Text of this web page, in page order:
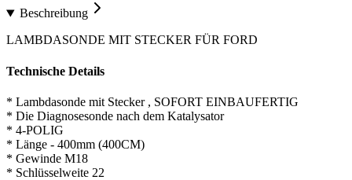
Beschreibung
LAMBDASONDE MIT STECKER FÜR FORD
Technische Details
* Lambdasonde mit Stecker , SOFORT EINBAUFERTIG
* Die Diagnosesonde nach dem Katalysator
* 4-POLIG
* Länge - 400mm (400CM)
* Gewinde M18
* Schlüsselweite 22